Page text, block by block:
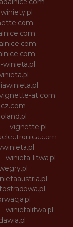
winieta.pl
vignette-at.com
vignette.pl
winieta-litwa.pl
winietalitwa.pl